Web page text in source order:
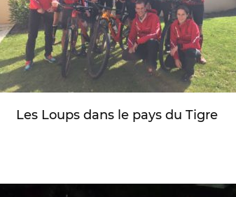
Les Loups dans le pays du Tigre